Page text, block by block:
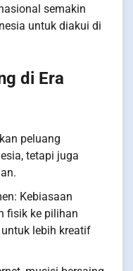
semakin
untuk diakui di
di Era
peluang
tetapi juga
Kebiasaan
fisik ke pilihan
lebih kreatif